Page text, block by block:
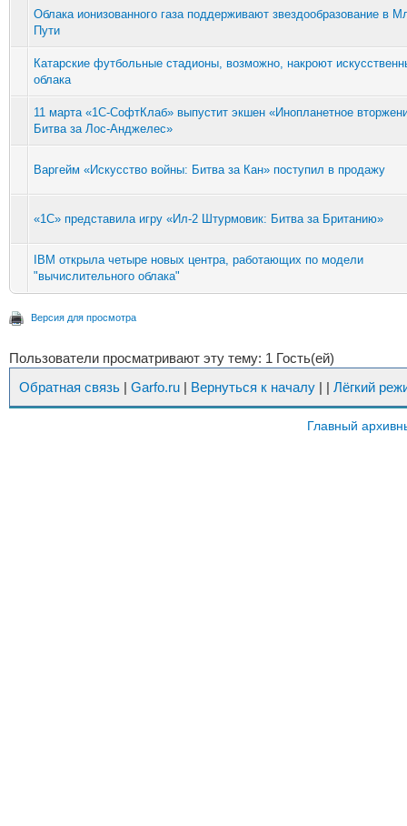
Облака ионизованного газа поддерживают звездообразование в
Пути
Катарские футбольные стадионы, возможно, накроют
облака
11 марта «1С-СофтКлаб» выпустит экшен «Инопланетное
Битва за Лос-Анджелес»
Варгейм «Искусство войны: Битва за Кан» поступил в продажу
«1С» представила игру «Ил-2 Штурмовик: Битва за Британию»
IBM открыла четыре новых центра, работающих по модели
"вычислительного облака"
Версия для просмотра
Пользователи просматривают эту тему: 1 Гость(ей)
Обратная связь | Garfo.ru | Вернуться к началу | | Лёгкий
Главный